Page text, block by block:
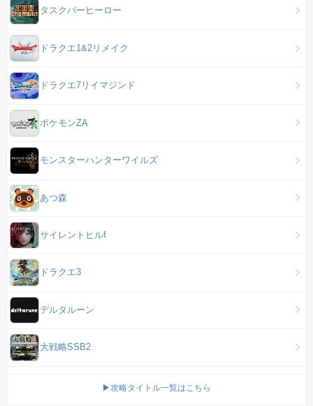
タスクバーヒーロー
ドラクエ1&2リメイク
ドラクエ7リイマジンド
ポケモンZA
モンスターハンターワイルズ
あつ森
サイレントヒルf
ドラクエ3
デルタルーン
大戦略SSB2
▶攻略タイトル一覧はこちら